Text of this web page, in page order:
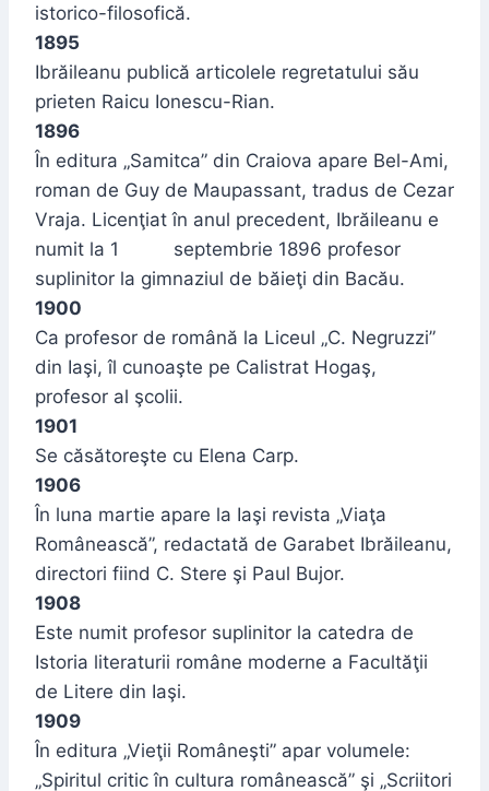
istorico-filosofică.
1895
Ibrăileanu publică articolele regretatului său
prieten Raicu Ionescu-Rian.
1896
În editura „Samitca” din Craiova apare Bel-Ami,
roman de Guy de Maupassant, tradus de Cezar
Vraja. Licenţiat în anul precedent, Ibrăileanu e
numit la 1 septembrie 1896 profesor
suplinitor la gimnaziul de băieţi din Bacău.
1900
Ca profesor de română la Liceul „C. Negruzzi”
din Iaşi, îl cunoaşte pe Calistrat Hogaş,
profesor al şcolii.
1901
Se căsătoreşte cu Elena Carp.
1906
În luna martie apare la Iaşi revista „Viaţa
Românească”, redactată de Garabet Ibrăileanu,
directori fiind C. Stere şi Paul Bujor.
1908
Este numit profesor suplinitor la catedra de
Istoria literaturii române moderne a Facultăţii
de Litere din Iaşi.
1909
În editura „Vieţii Româneşti” apar volumele:
„Spiritul critic în cultura românească” şi „Scriitori